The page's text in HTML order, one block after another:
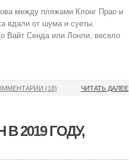
между пляжами Клонг Прао и
вдали от шума и суеты.
Вайт Сенда или Лонли, весело
ЧИТАТЬ ДАЛЕЕ
(18)
2019 ГОДУ,